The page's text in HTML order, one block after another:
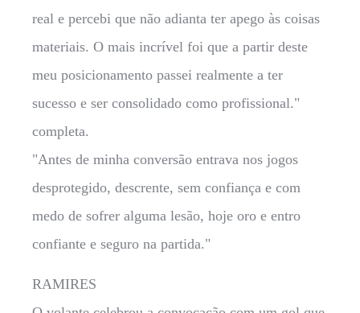
real e percebi que não adianta ter apego às coisas
materiais. O mais incrível foi que a partir deste
meu posicionamento passei realmente a ter
sucesso e ser consolidado como profissional."
completa.
"Antes de minha conversão entrava nos jogos
desprotegido, descrente, sem confiança e com
medo de sofrer alguma lesão, hoje oro e entro
confiante e seguro na partida."
RAMIRES